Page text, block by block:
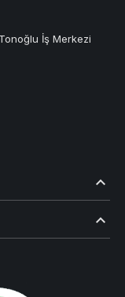
İş Merkezi